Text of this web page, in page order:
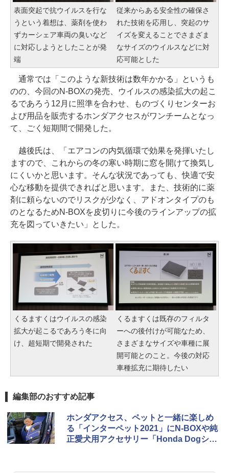
表面突起で抗ウイルスを行な
うという着想は、薬剤を使わ
ずカーシェア車両の臭いなど
に対応しようとしたことが発
端
従来からある安全性の確保さ
れた技術を応用し、突起のサ
イズを変えることでさまざま
なサイズのウイルスなどに対
応可能とした
通常では「このような新技術は数年かかる」というも
のの、今回のN-BOXの発売、ウイルスの感染拡大の起こ
るであろう12月に照準を合わせ、ものづくりセンターお
よび用品を販売するホンダアクセスがワンチームとなっ
て、ごく短期間で開発した。
越後氏は、「エアコンの内気循環で効果を発揮いたし
ますので、これからの冬の寒い時期に窓を開けて換気し
にくいかと思います。そんな状況であっても、快適で安
心な移動を提供できればと思います。また、技術的に薬
剤に頼らないのでリスクが少なく、アドオンタイプのも
のとなるためN-BOXを皮切りに今後のラインアップの拡
充を図っていきたい」とした。
くるますくはウイルスの感染
拡大が起こるであろう冬に向
け、超短期で開発された
くるますくは既存のフィルタ
ーへの後付けが可能なため、
さまざまなサイズや車種に展
開可能とのこと。今後の対応
車種拡充に期待したい
編集部のおすすめ記事
ホンダアクセス、ペットと一緒に楽しめ
る「インターペット2021」にN-BOXや純
正愛犬用アクセサリー「Honda Dogシリ